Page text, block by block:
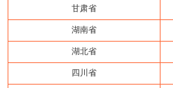
甘肃省
湖南省
湖北省
四川省